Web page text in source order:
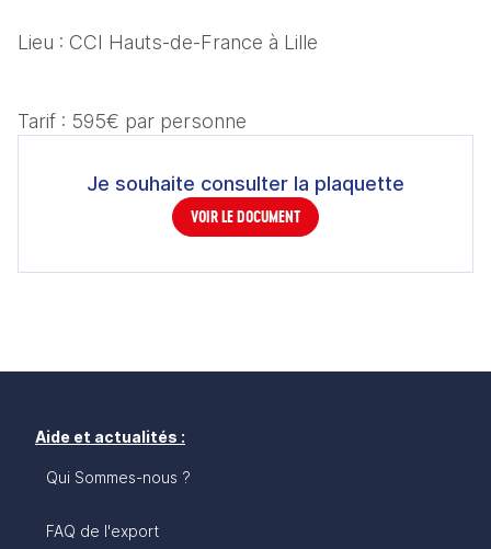
Lieu : CCI Hauts-de-France à Lille
Tarif : 595€ par personne
Je souhaite consulter la plaquette
VOIR LE DOCUMENT
Aide et actualités :
Qui Sommes-nous ?
FAQ de l'export